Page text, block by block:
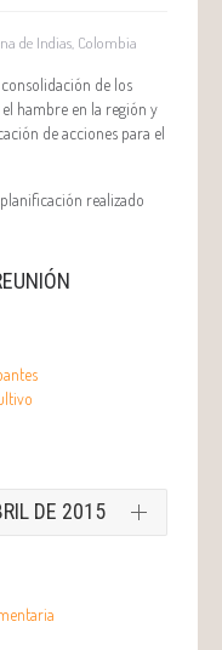
de Indias, Colombia
de los
hambre en la región y
de acciones para el
realizado
DE 2015